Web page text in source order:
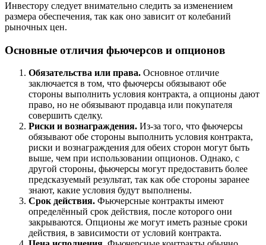
Инвестору следует внимательно следить за изменением
размера обеспечения, так как оно зависит от колебаний
рыночных цен.
Основные отличия фьючерсов и опционов
Обязательства или права. Основное отличие
заключается в том, что фьючерсы обязывают обе
стороны выполнить условия контракта, а опционы дают
право, но не обязывают продавца или покупателя
совершить сделку.
Риски и вознаграждения. Из-за того, что фьючерсы
обязывают обе стороны выполнить условия контракта,
риски и вознаграждения для обеих сторон могут быть
выше, чем при использовании опционов. Однако, с
другой стороны, фьючерсы могут предоставить более
предсказуемый результат, так как обе стороны заранее
знают, какие условия будут выполнены.
Срок действия. Фьючерсные контракты имеют
определённый срок действия, после которого они
закрываются. Опционы же могут иметь разные сроки
действия, в зависимости от условий контракта.